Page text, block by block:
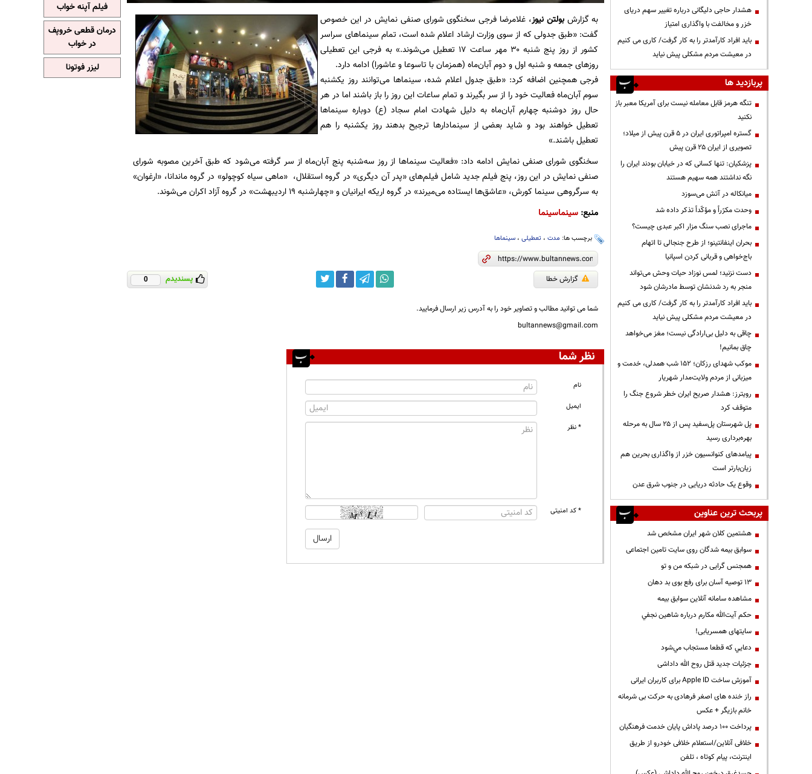
به گزارشبولتن نیوز، غلامرضا فرجی سخنگوی شورای صنفی نمایش در این خصوص
گفت: «طبق جدولی که از سوی وزارت ارشاد اعلام شده است، تمام سینماهای سراسر
کشور از روز پنج شنبه ۳۰ مهر ساعت ۱۷ تعطیل می‌شوند.» به فرجی این تعطیلی
روزهای جمعه و شنبه اول و دوم آبان‌ماه (همزمان با تاسوعا و عاشورا) ادامه دارد.
فرجی همچنین اضافه کرد: «طبق جدول اعلام شده، سینما‌ها می‌توانند روز یکشنبه
سوم آبان‌ماه فعالیت خود را از سر بگیرند و تمام ساعات این روز را باز باشند اما در هر
حال روز دوشنبه چهارم آبان‌ماه به دلیل شهادت امام سجاد (ع) دوباره سینما‌ها
تعطیل خواهند بود و شاید بعضی از سینمادار‌ها ترجیح بدهند روز یکشنبه را هم
تعطیل باشند.»
سخنگوی شورای صنفی نمایش ادامه داد: «فعالیت سینما‌ها از روز سه‌شنبه پنج آبان‌ماه از سر گرفته می‌شود که طبق آخرین مصوبه شورای
صنفی نمایش در این روز، پنج فیلم جدید شامل فیلم‌های «پدر آن دیگری» در گروه استقلال، ‌ «ماهی سیاه کوچولو» در گروه ماندانا، «ارغوان»
به سرگروهی سینما کورش، «عاشق‌ها ایستاده می‌میرند» در گروه اریکه ایرانیان و «چهارشنبه ۱۹ اردیبهشت» در گروه آزاد اکران می‌شوند.
منبع: سینماسینما
برچسب ها: مدت، تعطیلی، سینما‌ها
گزارش خطا پسندیدم 0
شما می توانید مطالب و تصاویر خود را به آدرس زیر ارسال فرمایید.
bultannews@gmail.com
نظر شما
نام
ایمیل
* نظر
* کد امنیتی
هشدار حاجی دلیگانی درباره تغییر سهم دریای
خزر و مخالفت با واگذاری امتیاز
باید افراد کارآمدتر را به کار گرفت/ کاری می کنیم
در معیشت مردم مشکلی پیش نیاید
پربازدید ها
تنگه هرمز قابل معامله نیست برای آمریکا معبر باز
نکنید
گستره امپراتوری ایران در ۵ قرن پیش از میلاد؛
تصویری از ایران ۲۵ قرن پیش
پزشکیان: تنها کسانی که در خیابان بودند ایران را
نگه نداشتند همه سهیم هستند
میانکاله در آتش می‌سوزد
وحدت مکرّراً و مؤکّداً تذکر داده شد
ماجرای نصب سنگ مزار اکبر عبدی چیست؟
بحران اینفانتینو؛ از طرح جنجالی تا اتهام
باج‌خواهی و قربانی کردن اسپانیا
دست نزنید؛ لمس نوزاد حیات وحش می‌تواند
منجر به رد شدنشان توسط مادرشان شود
باید افراد کارآمدتر را به کار گرفت/ کاری می کنیم
در معیشت مردم مشکلی پیش نیاید
چاقی به دلیل بی‌ارادگی نیست؛ مغز می‌خواهد
چاق بمانیم!
موکب شهدای رزکان؛ ۱۵۲ شب همدلی، خدمت و
میزبانی از مردم ولایت‌مدار شهریار
رویترز: هشدار صریح ایران خطر شروع جنگ را
متوقف کرد
پل شهرستان پل‌سفید پس از ۲۵ سال به مرحله
بهره‌برداری رسید
پیامدهای کنوانسیون خزر از واگذاری بحرین هم
زیان‌بارتر است
وقوع یک حادثه دریایی در جنوب شرق عدن
پربحث ترین عناوین
هشتمین کلان شهر ایران مشخص شد
سوابق بیمه شدگان روی سایت تامین اجتماعی
همجنس گرایی در شبکه من و تو
13 توصیه آسان برای رفع بوی بد دهان
مشاهده سامانه آنلاين سوابق بیمه
حكم آيت‌الله مكارم درباره شاهين نجفي
سایتهای همسریابی!
دعايي كه قطعا مستجاب مي‌شود
جزئیات جدید قتل روح الله داداشی
آموزش ساخت Apple ID برای کاربران ایرانی
راز خنده های اصغر فرهادی به حرکت بی شرمانه
خانم بازیگر + عکس
پرداخت ۱۰۰ درصد پاداش پایان خدمت فرهنگیان
خلافی آنلاین/استعلام خلافی خودرو از طریق
اینترنت، پیام کوتاه ، تلفن
فیلم آپنه خواب
درمان قطعی خروپف
در خواب
لیزر فوتونا